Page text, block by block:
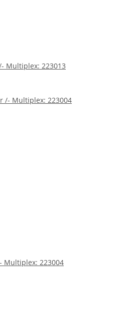
Multiplex: 223013
Multiplex: 223004